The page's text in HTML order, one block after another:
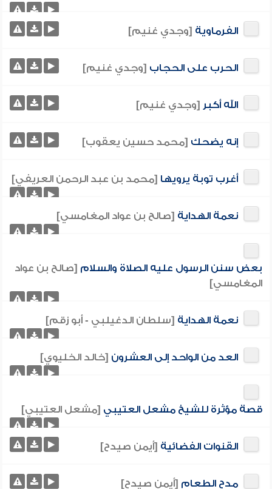
الفرماوية [وجدي غنيم]
الحرب على الحجاب [وجدي غنيم]
الله أكبر [وجدي غنيم]
إنه يضحك [محمد حسين يعقوب]
أغرب توبة يرويها [محمد بن عبد الرحمن العريفي]
نعمة الهداية [صالح بن عواد المغامسي]
بعض سنن الرسول عليه الصلاة والسلام [صالح بن عواد
المغامسي]
نعمة الهداية [سلطان الدغيلبي - أبو زقم]
العد من الواحد إلى العشرون [خالد الخليوي]
قصة مؤثرة للشيخ مشعل العتيبي [مشعل العتيبي]
القنوات الفضائية [أيمن صيدح]
مدح الطعام [أيمن صيدح]